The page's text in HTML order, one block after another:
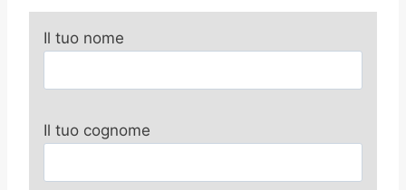
Il tuo nome
Il tuo cognome